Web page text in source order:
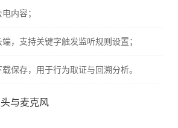
内容；
，支持关键字触发监听规则设置；
保存，用于行为取证与回溯分析。
与麦克风